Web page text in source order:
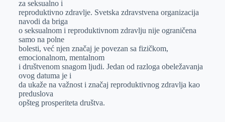
za seksualno i
reproduktivno zdravlje. Svetska zdravstvena organizacija
navodi da briga
o seksualnom i reproduktivnom zdravlju nije ograničena
samo na polne
bolesti, već njen značaj je povezan sa fizičkom,
emocionalnom, mentalnom
i društvenom snagom ljudi. Jedan od razloga obeležavanja
ovog datuma je i
da ukaže na važnost i značaj reproduktivnog zdravlja kao
preduslova
opšteg prosperiteta društva.